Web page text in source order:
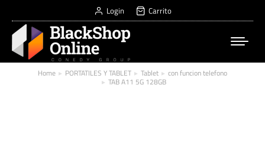
Login Carrito
You are here:
Home PORTATILES Y TABLET Tablet con funcion telefono
TAB A11 5G 128GB